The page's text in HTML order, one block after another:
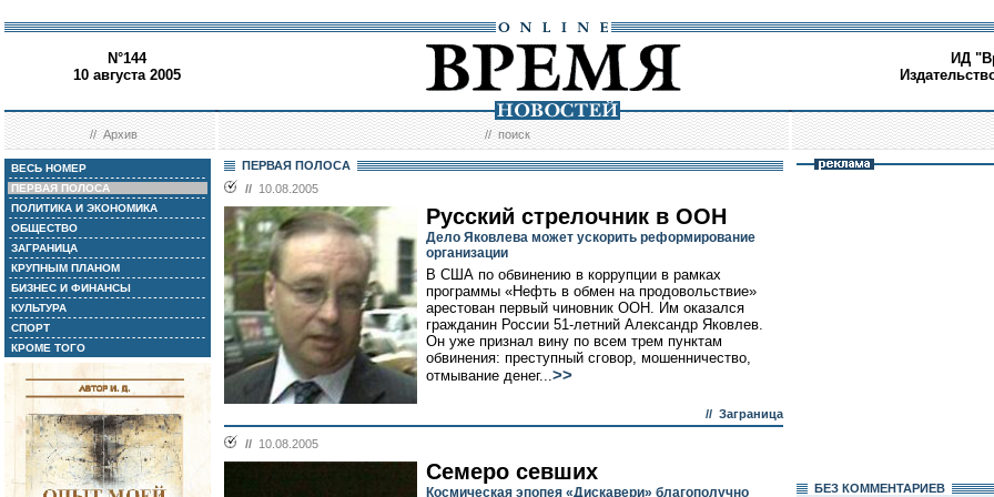
N°144
10 августа 2005
ИД
//Архив //поиск
ВЕСЬ НОМЕР
ПЕРВАЯ ПОЛОСА
ПОЛИТИКА И ЭКОНОМИКА
ОБЩЕСТВО
ЗАГРАНИЦА
КРУПНЫМ ПЛАНОМ
БИЗНЕС И ФИНАНСЫ
КУЛЬТУРА
СПОРТ
КРОМЕ ТОГО
ПЕРВАЯ ПОЛОСА
// 10.08.2005
Русский стрелочник в ООН
Дело Яковлева может ускорить реформирование
организации
В США по обвинению в коррупции в рамках
программы «Нефть в обмен на продовольствие»
арестован первый чиновник ООН. Им оказался
гражданин России 51-летний Александр Яковлев.
Он уже признал вину по всем трем пунктам
обвинения: преступный сговор, мошенничество,
отмывание денег...>>
// Заграница
// 10.08.2005
Семеро севших
Космическая эпопея «Дискавери» благополучно
БЕЗ КОМMЕНТАРИЕВ